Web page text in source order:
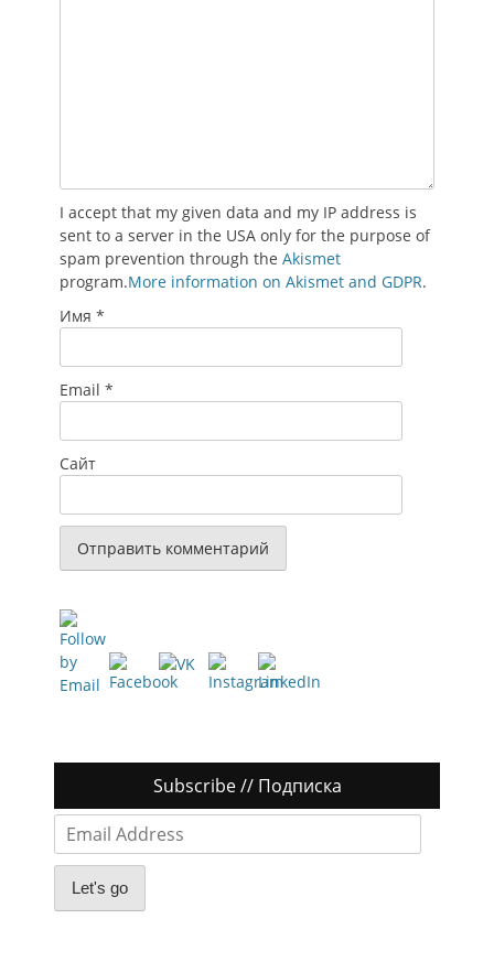
I accept that my given data and my IP address is
sent to a server in the USA only for the purpose of
spam prevention through the Akismet
program.More information on Akismet and GDPR.
Имя *
Email *
Сайт
Subscribe // Подписка
Email
Address
Let's go